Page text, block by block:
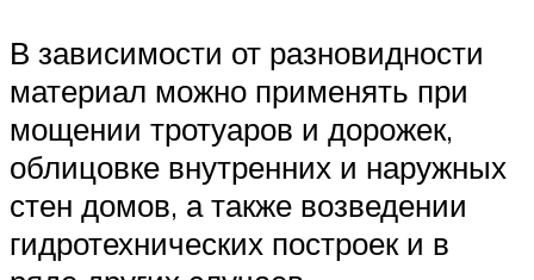
В зависимости от разновидности
материал можно применять при
мощении тротуаров и дорожек,
облицовке внутренних и наружных
стен домов, а также возведении
гидротехнических построек и в